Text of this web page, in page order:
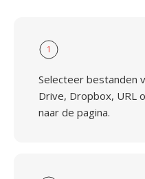
1
Selecteer bestanden
Drive, Dropbox, URL
naar de pagina.